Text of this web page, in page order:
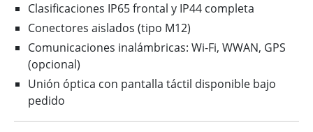
Clasificaciones IP65 frontal y IP44 completa
Conectores aislados (tipo M12)
Comunicaciones inalámbricas: Wi-Fi, WWAN, GPS
(opcional)
Unión óptica con pantalla táctil disponible bajo
pedido